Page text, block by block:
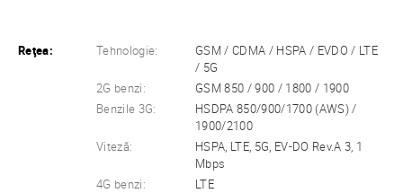
Reţea: Tehnologie:
GSM / CDMA / HSPA / EVDO / LTE
/ 5G
2G benzi:
GSM 850 / 900 / 1800 / 1900
Benzile 3G:
HSDPA 850/900/1700 (AWS) /
1900/2100
Viteză:
HSPA, LTE, 5G, EV-DO Rev.A 3, 1
Mbps
4G benzi:
LTE